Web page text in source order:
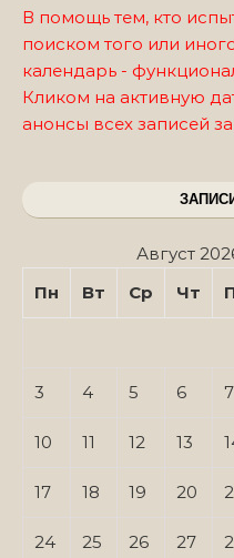
В помощь тем, кто
поиском того или
календарь -
Кликом на активную
анонсы всех записей за
Август
Пн
Вт Ср Чт
3 4 5 6 7
10 11 12 13
17 18 19 20
24 25 26 27